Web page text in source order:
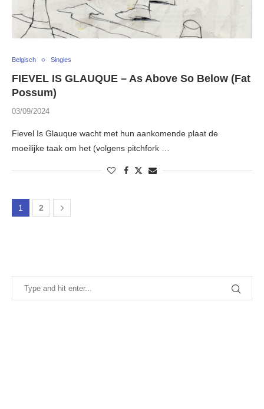
Belgisch Singles
FIEVEL IS GLAUQUE – As Above So Below (Fat
Possum)
03/09/2024
Fievel Is Glauque wacht met hun aankomende plaat de
moeilijke taak om het (volgens pitchfork …
1 2